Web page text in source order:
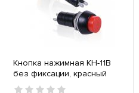
Кнопка нажимная КН-11В
без фиксации, красный